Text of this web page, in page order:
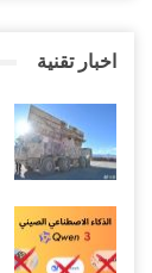
اخبار تقنية